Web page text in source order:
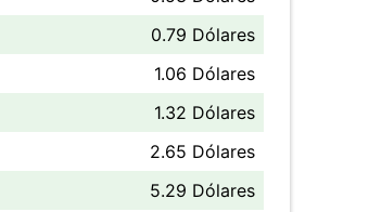
0.79 Dólares
1.06 Dólares
1.32 Dólares
2.65 Dólares
5.29 Dólares